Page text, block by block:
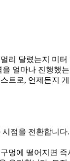
리 달렸는지 미
얼마나 진행했
트로, 언제든지
점을 전환합니
멍에 떨어지면